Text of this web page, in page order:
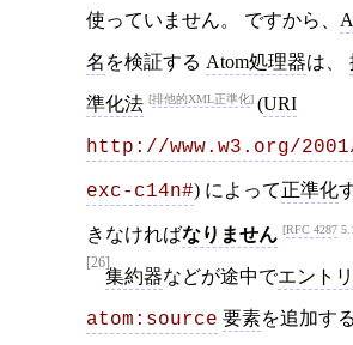
使っていません。 ですから、
名 を検証する Atom処理器は、
準化法 排他的XML正準化 (URI
http://www.w3.org/
exc-c14n#) によって正準化
きなければなりません RFC 4287
[26]
集約器などが途中でエント
atom:source 要素を追加す